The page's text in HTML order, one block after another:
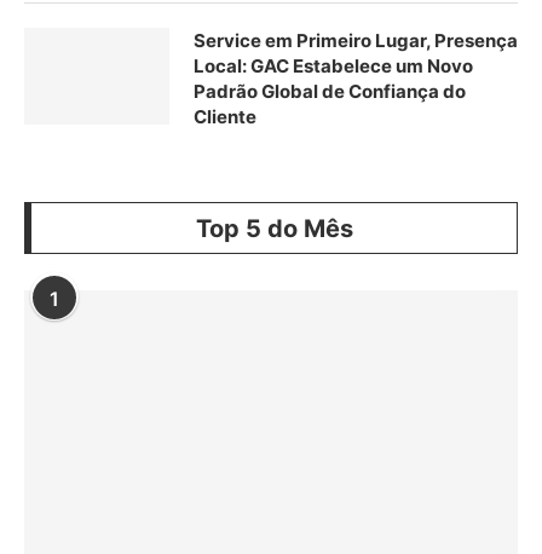
Service em Primeiro Lugar, Presença
Local: GAC Estabelece um Novo
Padrão Global de Confiança do
Cliente
Top 5 do Mês
1